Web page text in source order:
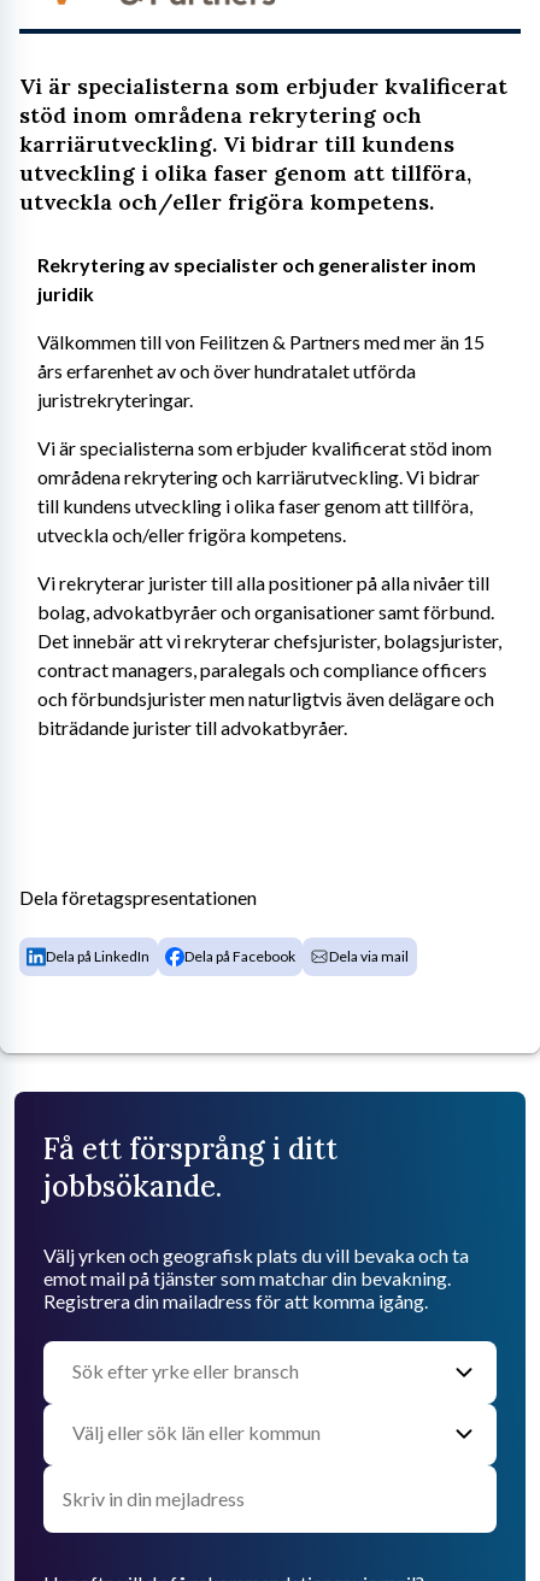
Vi är specialisterna som erbjuder kvalificerat
stöd inom områdena rekrytering och
karriärutveckling. Vi bidrar till kundens
utveckling i olika faser genom att tillföra,
utveckla och/eller frigöra kompetens.
Rekrytering av specialister och generalister inom
juridik
Välkommen till von Feilitzen & Partners med mer än 15
års erfarenhet av och över hundratalet utförda
juristrekryteringar.
Vi är specialisterna som erbjuder kvalificerat stöd inom
områdena rekrytering och karriärutveckling. Vi bidrar
till kundens utveckling i olika faser genom att tillföra,
utveckla och/eller frigöra kompetens.
Vi rekryterar jurister till alla positioner på alla nivåer till
bolag, advokatbyråer och organisationer samt förbund.
Det innebär att vi rekryterar chefsjurister, bolagsjurister,
contract managers, paralegals och compliance officers
och förbundsjurister men naturligtvis även delägare och
biträdande jurister till advokatbyråer.
Dela företagspresentationen
Dela på LinkedIn Dela på Facebook Dela via mail
Få ett försprång i ditt
jobbsökande.
Välj yrken och geografisk plats du vill bevaka och ta
emot mail på tjänster som matchar din bevakning.
Registrera din mailadress för att komma igång.